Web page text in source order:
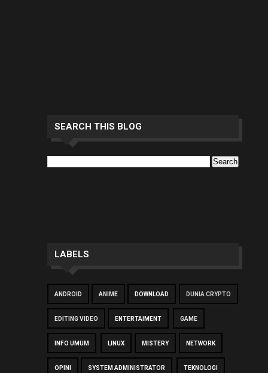
SEARCH THIS BLOG
LABELS
ANDROID ANIME DOWNLOAD DUNIA CRYPTO
EDITING VIDEO ENTERTAIMENT GAME
INFO UMUM LINUX MISTERY NETWORK
OPINI SYSTEM ADMINISTRATOR TEKNOLOGI